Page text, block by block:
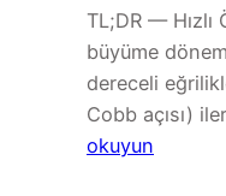
Tedavi
TL;DR — Hızlı
büyüme
dereceli
Cobb açısı)
okuyun